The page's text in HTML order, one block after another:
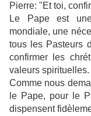
Pierre: "Et toi,
Le Pape est
mondiale, une
tous les Pasteurs
confirmer les
valeurs spirituelles.
Comme nous
le Pape, pour le
dispensent